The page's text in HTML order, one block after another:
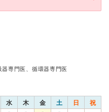
専門医、循環器専門医
水 木 金 土 日 祝